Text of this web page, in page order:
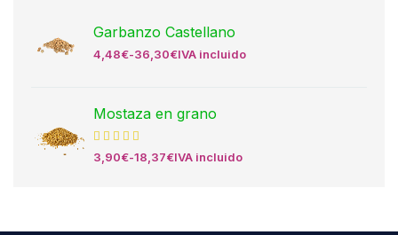
Garbanzo Castellano
4,48€-36,30€IVA incluido
Mostaza en grano
3,90€-18,37€IVA incluido